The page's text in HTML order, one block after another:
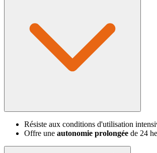
Résiste aux conditions d'utilisation
Offre une autonomie prolongée de 24